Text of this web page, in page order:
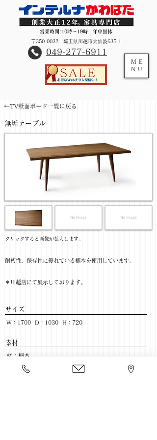
営業時間:10時～19時 年中無休
〒350-0032 埼玉県川越市大仙波635-1
​049-277-6911
ME
NU
←TV壁面ボード一覧に戻る
無垢テーブル
​クリックすると画像が拡大します。
耐朽性、保存性に優れている楠木を使用しています。
＊川越店にて展示しております。
サイズ
W：1700 D：1030 H：720
​素材
材：楠木
ハギ枚数：2枚